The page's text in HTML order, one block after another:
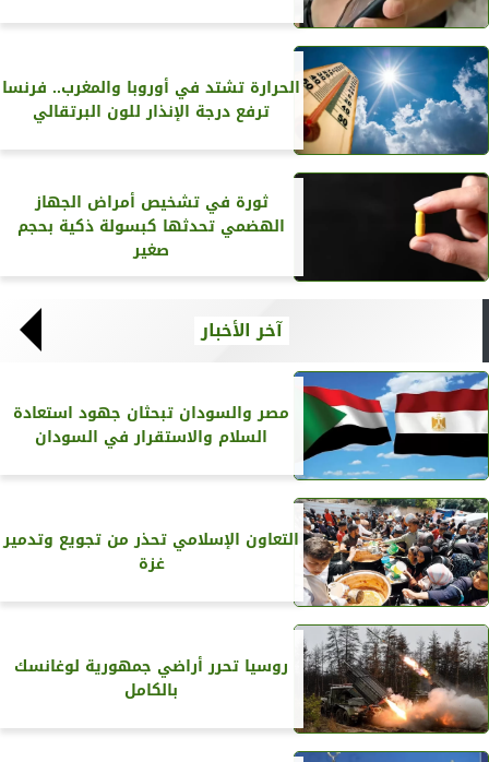
الحرارة تشتد في أوروبا والمغرب.. فرنسا
ترفع درجة الإنذار للون البرتقالي
ثورة في تشخيص أمراض الجهاز
الهضمي تحدثها كبسولة ذكية بحجم
صغير
آخر الأخبار
مصر والسودان تبحثان جهود استعادة
السلام والاستقرار في السودان
التعاون الإسلامي تحذر من تجويع وتدمير
غزة
روسيا تحرر أراضي جمهورية لوغانسك
بالكامل